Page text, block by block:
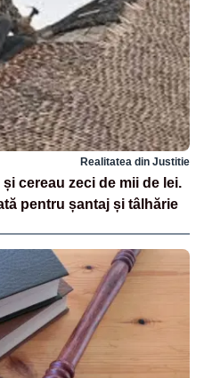
Realitatea din Justitie
cereau zeci de mii de lei.
pentru șantaj și tâlhărie